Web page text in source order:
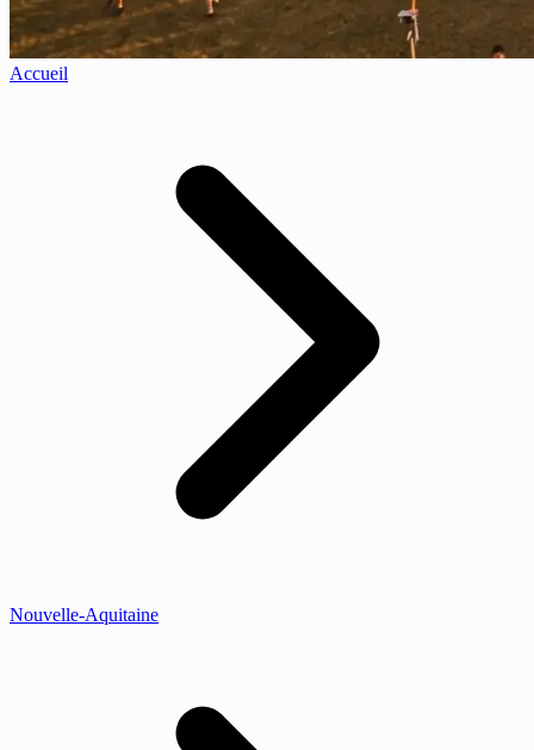
Accueil
Nouvelle-Aquitaine